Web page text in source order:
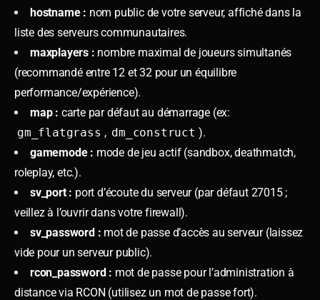
hostname : nom public de votre serveur, affiché dans la
liste des serveurs communautaires.
maxplayers : nombre maximal de joueurs simultanés
(recommandé entre 12 et 32 pour un équilibre
performance/expérience).
map : carte par défaut au démarrage (ex:
gm_flatgrass , dm_construct ).
gamemode : mode de jeu actif (sandbox, deathmatch,
roleplay, etc.).
sv_port : port d’écoute du serveur (par défaut 27015 ;
veillez à l’ouvrir dans votre firewall).
sv_password : mot de passe d’accès au serveur (laissez
vide pour un serveur public).
rcon_password : mot de passe pour l’administration à
distance via RCON (utilisez un mot de passe fort).